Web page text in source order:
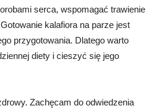
serca, wspomagać trawienie
kalafiora na parze jest
przygotowania. Dlatego warto
diety i cieszyć się jego
Zachęcam do odwiedzenia